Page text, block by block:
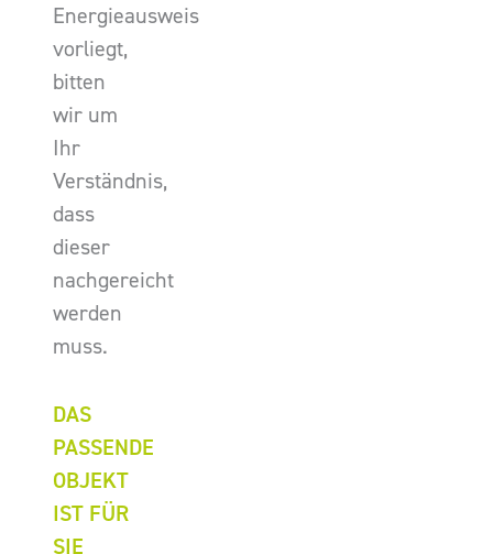
Energieausweis
vorliegt,
bitten
wir um
Ihr
Verständnis,
dass
dieser
nachgereicht
werden
muss.
DAS
PASSENDE
OBJEKT
IST FÜR
SIE